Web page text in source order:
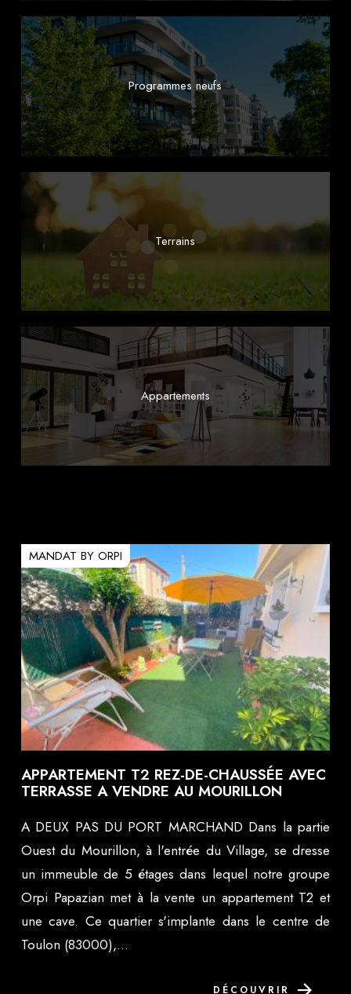
Programmes neufs
Terrains
Appartements
MANDAT BY ORPI
APPARTEMENT T2 REZ-DE-CHAUSSÉE AVEC
TERRASSE A VENDRE AU MOURILLON
A DEUX PAS DU PORT MARCHAND Dans la partie
Ouest du Mourillon, à l'entrée du Village, se dresse
un immeuble de 5 étages dans lequel notre groupe
Orpi Papazian met à la vente un appartement T2 et
une cave. Ce quartier s'implante dans le centre de
Toulon (83000),...
DÉCOUVRIR